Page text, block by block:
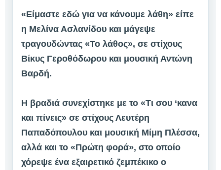
«Είμαστε εδώ για να κάνουμε λάθη» είπε
η Μελίνα Ασλανίδου και μάγεψε
τραγουδώντας «Το λάθος», σε στίχους
Βίκυς Γεροθόδωρου και μουσική Αντώνη
Βαρδή.
Η βραδιά συνεχίστηκε με το «Τι σου ‘κανα
και πίνεις» σε στίχους Λευτέρη
Παπαδόπουλου και μουσική Μίμη Πλέσσα,
αλλά και το «Πρώτη φορά», στο οποίο
χόρεψε ένα εξαιρετικό ζεμπέκικο ο